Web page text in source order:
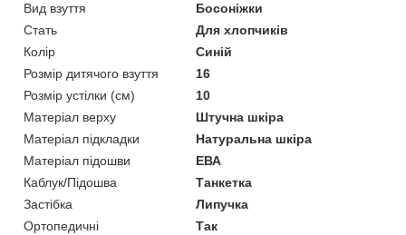
Вид взуття
Босоніжки
Стать
Для хлопчиків
Колір
Синій
Розмір дитячого взуття
16
Розмір устілки (см)
10
Матеріал верху
Штучна шкіра
Матеріал підкладки
Натуральна шкіра
Матеріал підошви
ЕВА
Каблук/Підошва
Танкетка
Застібка
Липучка
Ортопедичні
Так